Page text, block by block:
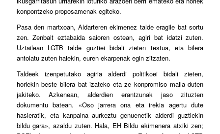
konpontzeko proposamenak egiteko.
Pasa den martxoan, Aldarteren ekimenez talde eragile bat sortu
zen. Zenbait eztabaida saioren ostean, agiri bat idatzi zuten.
Uztailean LGTB talde guztiei bidali zieten testua, eta bilera
antolatu zuten haiekin, euren ekarpenak egin zitzaten.
Taldeek izenpetutako agiria alderdi politikoei bidali zieten,
horiekin beste bilera bat izateko eta ze konpromiso maila duten
jakiteko. Azkenean, alderdien erantzunak jaso zituzten
dokumentu batean. «Oso jarrera ona eta irekia agertu dute
hasieratik, eta kanpaina aurkeztu genuenetik alderdi guztiekin
bildu gara», azaldu zuten. Hala, EH Bildu ekimenera atxiki zen;